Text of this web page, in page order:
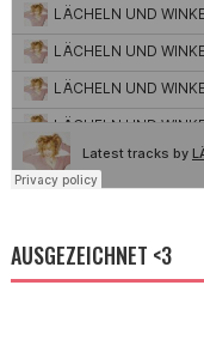
AUSGEZEICHNET <3